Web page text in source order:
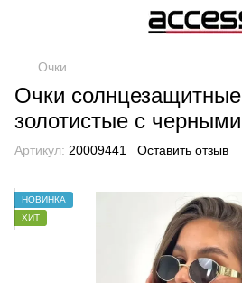
Очки
Очки
золотистые с
Артикул: 20009441 Оставить отзыв
НОВИНКА
ХИТ